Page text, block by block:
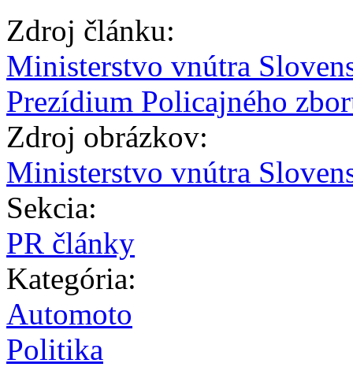
Zdroj článku:
Ministerstvo vnútra
Prezídium Policajného
Zdroj obrázkov:
Ministerstvo vnútra
Sekcia:
PR články
Kategória:
Automoto
Politika